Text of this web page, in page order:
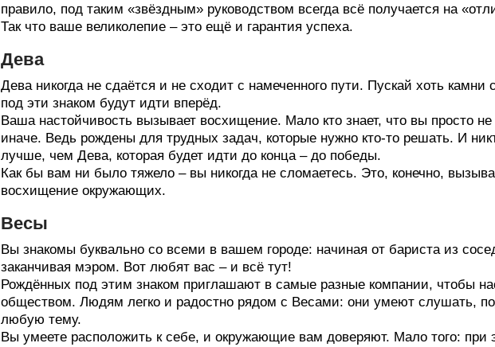
правило, под таким «звёздным» руководством всегда всё получается на
Так что ваше великолепие – это ещё и гарантия успеха.
Дева
Дева никогда не сдаётся и не сходит с намеченного пути. Пускай хоть камни
под эти знаком будут идти вперёд.
Ваша настойчивость вызывает восхищение. Мало кто знает, что вы просто
иначе. Ведь рождены для трудных задач, которые нужно кто-то решать. И
лучше, чем Дева, которая будет идти до конца – до победы.
Как бы вам ни было тяжело – вы никогда не сломаетесь. Это, конечно,
восхищение окружающих.
Весы
Вы знакомы буквально со всеми в вашем городе: начиная от бариста из
заканчивая мэром. Вот любят вас – и всё тут!
Рождённых под этим знаком приглашают в самые разные компании, чтобы
обществом. Людям легко и радостно рядом с Весами: они умеют слушать,
любую тему.
Вы умеете расположить к себе, и окружающие вам доверяют. Мало того: при